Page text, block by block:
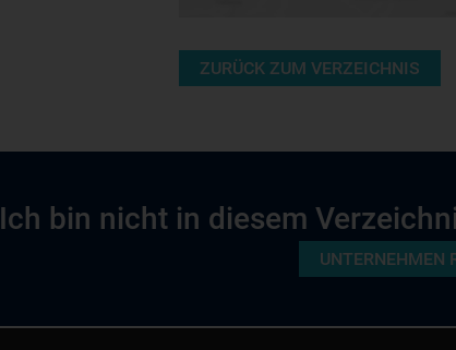
ZURÜCK ZUM VERZEICHNIS
Ich bin nicht in diesem
UNTERNEHMEN